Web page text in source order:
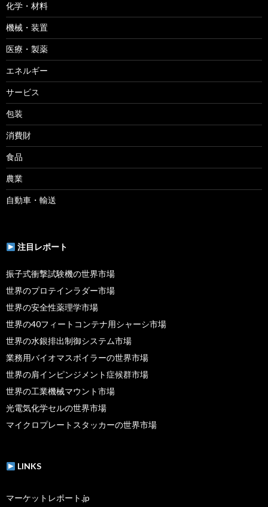
化学・材料
機械・装置
医療・製薬
エネルギー
サービス
包装
消費財
食品
農業
自動車・輸送
注目レポート
振子式衝撃試験機の世界市場
世界のプロテインラダー市場
世界の安全性薬理学市場
世界の40フィートコンテナ用シャーシ市場
世界の水銀排出制御システム市場
業務用バイオマスボイラーの世界市場
世界の肩インピンジメント症候群市場
世界の工業機械マウント市場
光電気化学セルの世界市場
マイクロプレートスタッカーの世界市場
LINKS
マーケットレポート.jp